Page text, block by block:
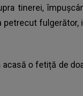
tinerei,
fulgerător,
o fetiță de